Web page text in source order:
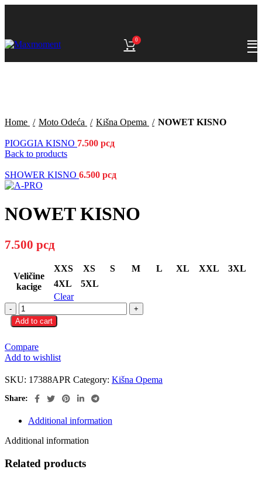
0
Home Moto Odeća Kišna Opema NOWET KISNO
PIOGGIA KISNO 7.500 рсд
Back to products
SHOWER KISNO 6.500 рсд
NOWET KISNO
7.500 рсд
Veličine
kacige
XXS XS S M L XL XXL
3XL
4XL
5XL
Clear
NOWET
KISNO
quantity
Add to cart
Compare
Add to wishlist
SKU: 17388APR Category: Kišna Opema
Share:
Additional information
Additional information
Related products